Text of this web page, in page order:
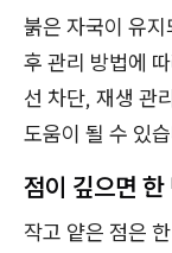
붉은 자국이 유
후 관리 방법에
선 차단, 재생 관
도움이 될 수 있
점이 깊으면
작고 얕은 점은